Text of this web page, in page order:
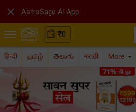
₹0
हिन्दी தமிழ் తెలుగు मराठी More
 AstroSage AI App